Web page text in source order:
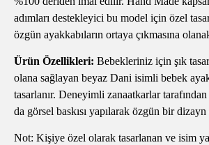
adımları destekleyici bu model için özel
özgün ayakkabıların ortaya çıkmasına
Ürün Özellikleri: Bebekleriniz için şık
olana sağlayan beyaz Dani isimli bebek
tasarlanır. Deneyimli zanaatkarlar
da görsel baskısı yapılarak özgün bir
Not: Kişiye özel olarak tasarlanan ve isim ya